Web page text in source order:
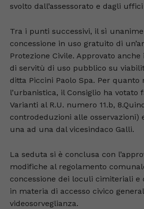
svolto dall’assessorato e dagli
Tra i punti successivi, il sì unanime
concessione in uso gratuito di
Protezione Civile. Approvato
di servitù di uso pubblico su
ditta Piccini Paolo Spa. Per quanto
l’urbanistica, il Consiglio ha votato
Varianti al R.U. numero 11.b,
controdeduzioni alle osservazioni)
una ad una dal vicesindaco Galli.
La seduta si è conclusa con
modifiche al regolamento
concessione dei loculi cimiteriali e
in materia di accesso civico
videosorveglianza.